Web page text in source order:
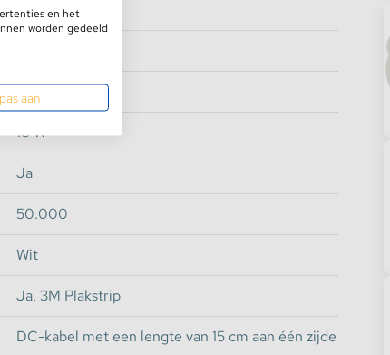
IP54
24 V DC
18 W
Ja
50.000
Wit
Ja, 3M Plakstrip
DC-kabel met een lengte van 15 cm aan één zijde
en het
worden gedeeld
aan